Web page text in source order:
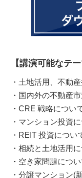
【講演可能なテ
・土地活用、不動
・国内外の不動産
・CRE 戦略につい
・マンション投資
・REIT 投資につい
・相続と土地活用
・空き家問題につい
・分譲マンション(